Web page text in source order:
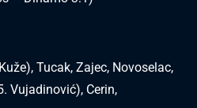
Tucak, Zajec, Novoselac,
Vujadinović), Cerin,